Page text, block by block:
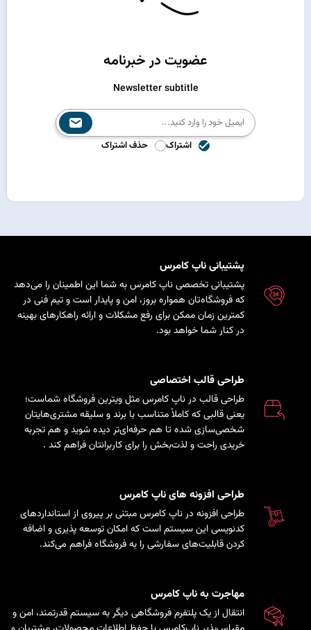
عضویت در خبرنامه
Newsletter subtitle
اشتراک حذف اشتراک
پشتیبانی ناپ کامرس
پشتیبانی تخصصی ناپ کامرس به شما این اطمینان را می‌دهد
که فروشگاه‌تان همواره بروز، امن و پایدار است و تیم فنی در
کمترین زمان ممکن برای رفع مشکلات و ارائه راهکارهای بهینه
در کنار شما خواهد بود.
طراحی قالب اختصاصی
طراحی قالب در ناپ کامرس مثل ویترین فروشگاه شماست؛
یعنی قالبی که کاملاً متناسب با برند و سلیقه مشتری‌هایتان
شخصی‌سازی شده تا هم حرفه‌ای‌تر دیده شوید و هم تجربه
خریدی راحت و لذت‌بخش را برای کاربرانتان فراهم کند .
طراحی افزونه های ناپ کامرس
طراحی افزونه در ناپ کامرس مبتنی بر پیروی از استانداردهای
کدنویسی این سیستم است که امکان توسعه پذیری و اضافه
کردن قابلیت‌های سفارشی را به فروشگاه فراهم می‌کند.
مهاجرت به ناپ کامرس
انتقال از یک پلتفرم فروشگاهی دیگر به سیستم قدرتمند، امن و